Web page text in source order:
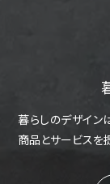
暮らしのデザイン
商品とサービスを